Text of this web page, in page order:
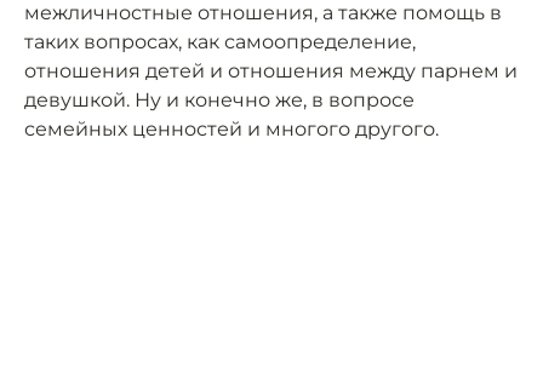
межличностные отношения, а также помощь в
таких вопросах, как самоопределение,
отношения детей и отношения между парнем и
девушкой. Ну и конечно же, в вопросе
семейных ценностей и многого другого.